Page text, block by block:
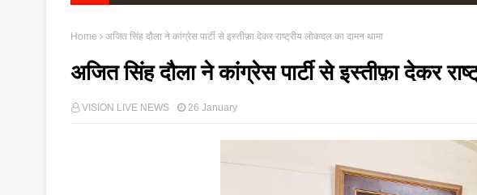
Home अजित सिंह दौला ने कांग्रेस पार्टी से इस्तीफ़ा देकर राष्ट्रीय लोकदल का दामन थामा
अजित सिंह दौला ने कांग्रेस पार्टी से इस्तीफ़ा देकर
VISION LIVE NEWS 26 January